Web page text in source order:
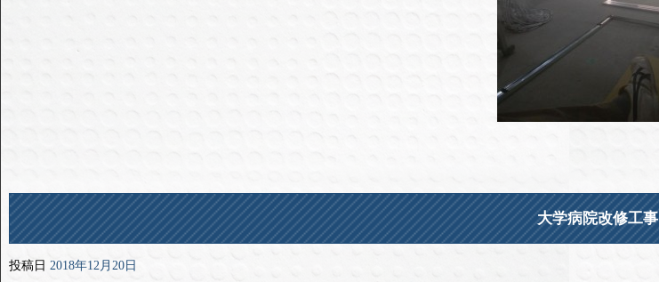
大学病院改修工事
投稿日 2018年12月20日